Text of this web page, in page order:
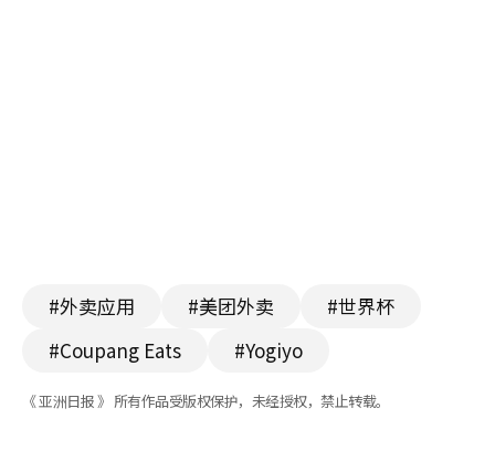
#外卖应用 #美团外卖
#世界杯
#Coupang Eats
#Yogiyo
《 亚洲日报 》 所有作品受版权保护，未经授权，禁止转载。